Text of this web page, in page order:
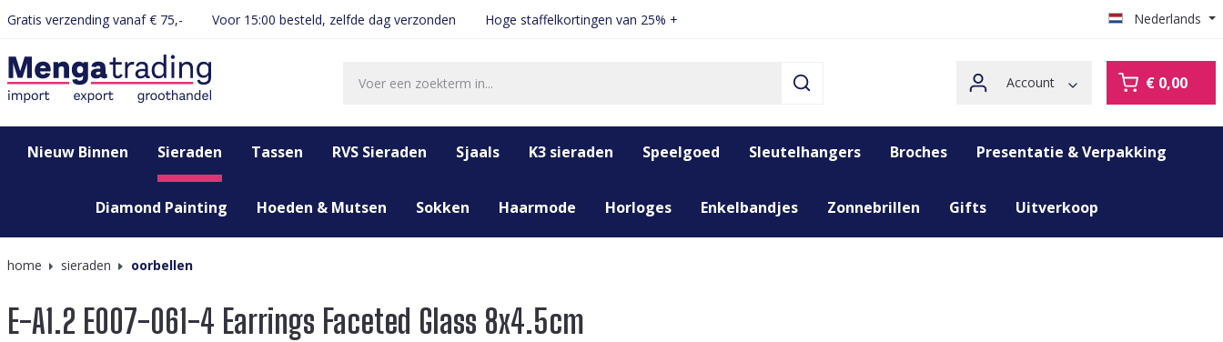
Ga naar de hoofdnavigatie
Gratis verzending vanaf € 75,- Voor 15:00 besteld, zelfde dag verzonden Hoge staffelkortingen van 25% + Nederlands
Account € 0,00
Nieuw Binnen Sieraden Tassen RVS Sieraden Sjaals K3 sieraden Speelgoed Sleutelhangers Broches Presentatie & Verpakking
Diamond Painting Hoeden & Mutsen Sokken Haarmode Horloges Enkelbandjes Zonnebrillen Gifts Uitverkoop
home sieraden oorbellen
E-A1.2 E007-061-4 Earrings Faceted Glass 8x4.5cm